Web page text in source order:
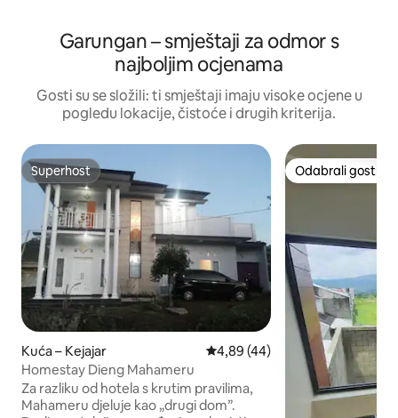
Garungan – smještaji za odmor s
najboljim ocjenama
Gosti su se složili: ti smještaji imaju visoke ocjene u
pogledu lokacije, čistoće i drugih kriterija.
Superhost
Superhost
Kuća – Kejajar Prosječna ocjena: 4,89/5,
4,89 (44)
Homestay Dieng Mahameru
Za razliku od hotela s krutim pravilima,
Mahameru djeluje kao „drugi dom”.
Odabrali gosti
Odabrali gosti